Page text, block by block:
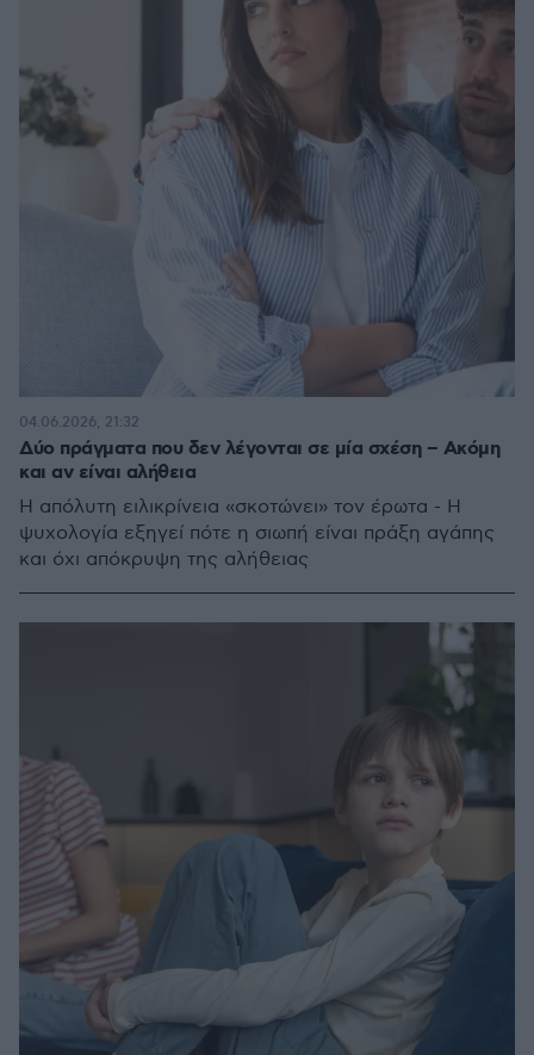
Δύο πράγματα που δεν λέγονται σε μία σχέση – Ακόμη
και αν είναι αλήθεια
Η απόλυτη ειλικρίνεια «σκοτώνει» τον έρωτα - Η
ψυχολογία εξηγεί πότε η σιωπή είναι πράξη αγάπης
και όχι απόκρυψη της αλήθειας
04.06.2026, 21:32